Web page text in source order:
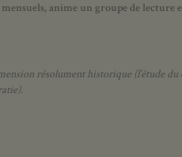
anime un groupe de lecture
résolument historique (l’étude